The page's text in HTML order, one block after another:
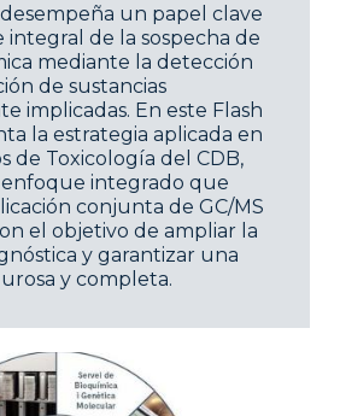
un papel clave
integral de la sospecha de
mediante la detección
de sustancias
implicadas. En este Flash
la estrategia aplicada en
de Toxicología del CDB,
enfoque integrado que
conjunta de GC/MS
el objetivo de ampliar la
y garantizar una
y completa.